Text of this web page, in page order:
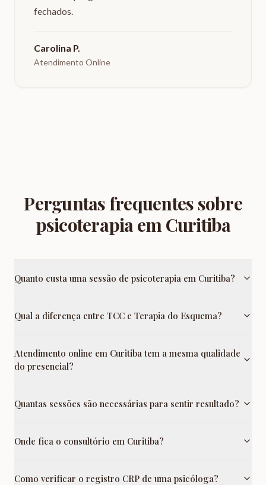
fechados.
Carolina P.
Atendimento Online
Perguntas frequentes sobre
psicoterapia em Curitiba
Quanto custa uma sessão de psicoterapia em Curitiba?
Qual a diferença entre TCC e Terapia do Esquema?
Atendimento online em Curitiba tem a mesma qualidade
do presencial?
Quantas sessões são necessárias para sentir resultado?
Onde fica o consultório em Curitiba?
Como verificar o registro CRP de uma psicóloga?